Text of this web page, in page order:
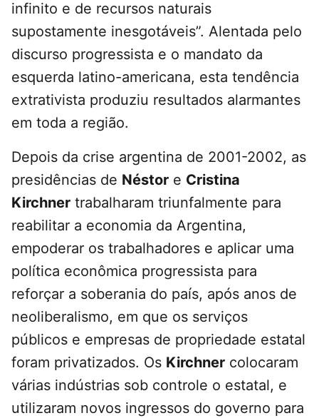
infinito e de recursos naturais
supostamente inesgotáveis”. Alentada pelo
discurso progressista e o mandato da
esquerda latino-americana, esta tendência
extrativista produziu resultados alarmantes
em toda a região.
Depois da crise argentina de 2001-2002, as
presidências de Néstor e Cristina
Kirchner trabalharam triunfalmente para
reabilitar a economia da Argentina,
empoderar os trabalhadores e aplicar uma
política econômica progressista para
reforçar a soberania do país, após anos de
neoliberalismo, em que os serviços
públicos e empresas de propriedade estatal
foram privatizados. Os Kirchner colocaram
várias indústrias sob controle o estatal, e
utilizaram novos ingressos do governo para